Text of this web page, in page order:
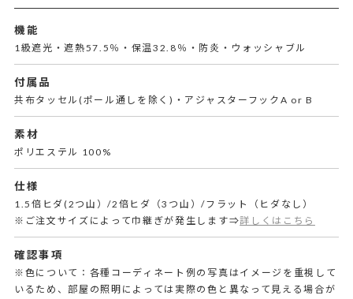
機能
1級遮光・遮熱57.5％・保温32.8％・防炎・ウォッシャブル
付属品
共布タッセル(ポール通しを除く)・アジャスターフックA or B
素材
ポリエステル 100%
仕様
1.5倍ヒダ(2つ山）/2倍ヒダ（3つ山）/フラット（ヒダなし）
※ご注文サイズによって巾継ぎが発生します⇒詳しくはこちら
確認事項
※色について：各種コーディネート例の写真はイメージを重視して
いるため、部屋の照明によっては実際の色と異なって見える場合が